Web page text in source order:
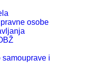
osobe
samouprave i